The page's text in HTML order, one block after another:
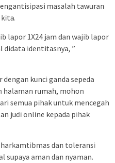
masalah tawuran
lapor 1X24 jam dan wajib lapor
didata identitasnya, ”
kunci ganda sepeda
rumah, mohon
semua pihak untuk mencegah
judi online kepada pihak
dan toleransi
aman dan nyaman.